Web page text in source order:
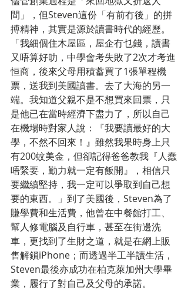
間」，但Steven這份「有前冇後」的拼
搏精神，其實是源於讀書時代的經歷。
「我細個住木屋區，屋企冇乜錢，讀書
又唔算好叻，中學會考失敗了2次才考進
恒商，後來父母用積蓄買了1張單程機
票，送我到美國讀書。去了大海的另一
端。我知道父親不是不想買來回票，只
是他已在當時經濟下盡力了，所以自己
在機場時對家人說：『我要讀最好的大
學，不然不回來！』雖然我果時身上只
有200蚊美金，但卻記得爸爸教我『人蠢
唔緊要，勤力就一定有飯開』，相信只
要繼續堅持，我一定可以爭取到自己想
要的東西。」到了美國後，Steven為了
賺學費和生活費，他曾在中餐館打工、
幫人修電腦及自行車，甚至在街邊洗
車，更找到了生財之道，就是在網上販
售解鎖iPhone；而透過半工半讀生活，
Steven最後亦成功在柏克萊加州大學畢
業，履行了對自己及父母的承諾。